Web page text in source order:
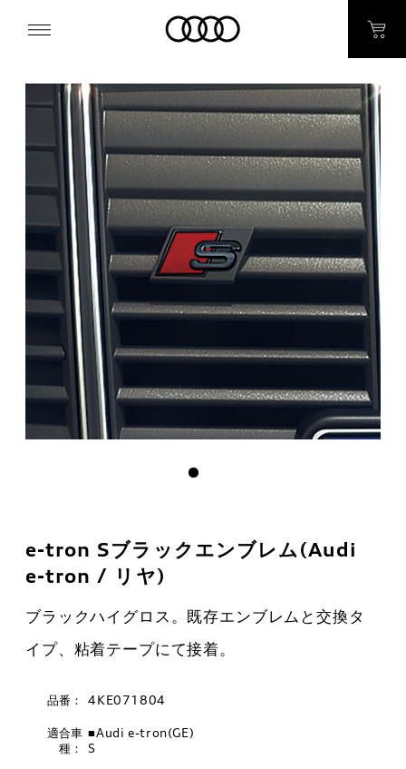
e-tron Sブラックエンブレム(Audi
e-tron / リヤ)
ブラックハイグロス。既存エンブレムと交換タ
イプ、粘着テープにて接着。
品番： 4KE071804
適合車
種：
■Audi e-tron(GE)
S